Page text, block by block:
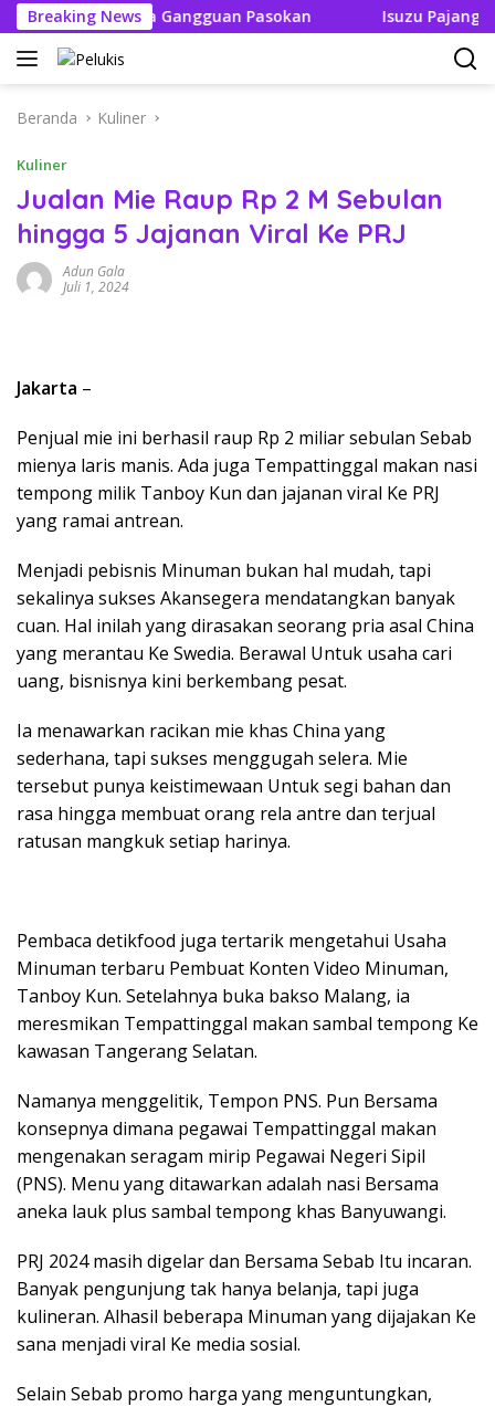
Langsung
ke
konten
Breaking News
Boleh Ada Gangguan Pasokan Isuzu Pajang
Beranda Kuliner
Kuliner
Jualan Mie Raup Rp 2 M Sebulan
hingga 5 Jajanan Viral Ke PRJ
Adun Gala
Juli 1, 2024
Jakarta –
Penjual mie ini berhasil raup Rp 2 miliar sebulan Sebab
mienya laris manis. Ada juga Tempattinggal makan nasi
tempong milik Tanboy Kun dan jajanan viral Ke PRJ
yang ramai antrean.
Menjadi pebisnis Minuman bukan hal mudah, tapi
sekalinya sukses Akansegera mendatangkan banyak
cuan. Hal inilah yang dirasakan seorang pria asal China
yang merantau Ke Swedia. Berawal Untuk usaha cari
uang, bisnisnya kini berkembang pesat.
Ia menawarkan racikan mie khas China yang
sederhana, tapi sukses menggugah selera. Mie
tersebut punya keistimewaan Untuk segi bahan dan
rasa hingga membuat orang rela antre dan terjual
ratusan mangkuk setiap harinya.
Pembaca detikfood juga tertarik mengetahui Usaha
Minuman terbaru Pembuat Konten Video Minuman,
Tanboy Kun. Setelahnya buka bakso Malang, ia
meresmikan Tempattinggal makan sambal tempong Ke
kawasan Tangerang Selatan.
Namanya menggelitik, Tempon PNS. Pun Bersama
konsepnya dimana pegawai Tempattinggal makan
mengenakan seragam mirip Pegawai Negeri Sipil
(PNS). Menu yang ditawarkan adalah nasi Bersama
aneka lauk plus sambal tempong khas Banyuwangi.
PRJ 2024 masih digelar dan Bersama Sebab Itu incaran.
Banyak pengunjung tak hanya belanja, tapi juga
kulineran. Alhasil beberapa Minuman yang dijajakan Ke
sana menjadi viral Ke media sosial.
Selain Sebab promo harga yang menguntungkan,